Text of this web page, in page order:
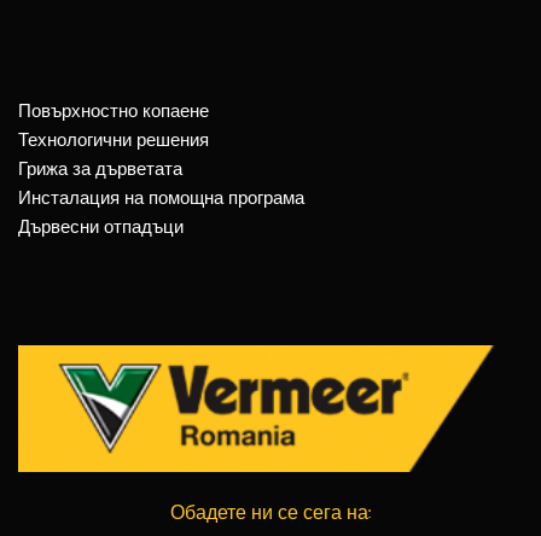
Повърхностно копаене
Технологични решения
Грижа за дърветата
Инсталация на помощна програма
Дървесни отпадъци
Обадете ни се сега на: